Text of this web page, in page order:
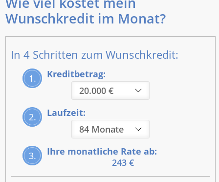
Wunschkredit im Monat?
In 4 Schritten zum Wunschkredit:
1. Kreditbetrag:
2. Laufzeit:
3.
Ihre monatliche Rate ab:
243 €